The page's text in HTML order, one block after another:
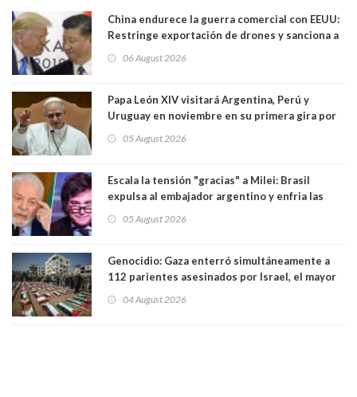
China endurece la guerra comercial con EEUU:
Restringe exportación de drones y sanciona a
06 August 2026
Papa León XIV visitará Argentina, Perú y
Uruguay en noviembre en su primera gira por
05 August 2026
Escala la tensión "gracias" a Milei: Brasil
expulsa al embajador argentino y enfria las
trasandino
05 August 2026
Genocidio: Gaza enterró simultáneamente a
112 parientes asesinados por Israel, el mayor
muertos figuran 44 niños y nueve ancianos
04 August 2026